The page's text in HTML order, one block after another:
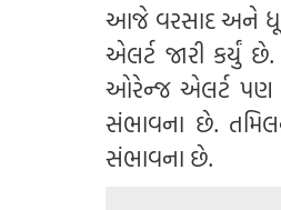
આજે વરસાદ અને
એલર્ટ જારી કર્યું
ઓરેન્જ એલર્ટ પણ
સંભાવના છે.
સંભાવના છે.